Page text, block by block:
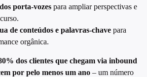
porta-vozes para ampliar perspectivas e
de conteúdos e palavras-chave para
orgânica.
dos clientes que chegam via inbound
por pelo menos um ano – um número